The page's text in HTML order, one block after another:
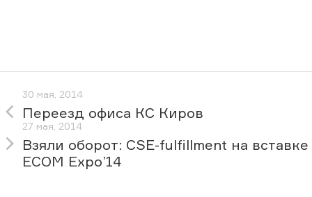
30 мая, 2014
Переезд офиса КС Киров
27 мая, 2014
Взяли оборот: CSE-fulfillment на вставке
ECOM Expo’14